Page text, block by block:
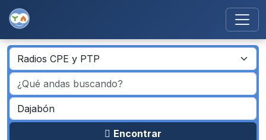
Encontrar